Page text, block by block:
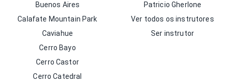
Buenos Aires
Calafate Mountain Park
Caviahue
Cerro Bayo
Cerro Castor
Cerro Catedral
Patricio Gherlone
Ver todos os instrutores
Ser instrutor